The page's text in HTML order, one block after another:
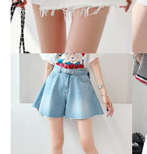
올라잇 랩 치마바지
▨리미티드 고별전 30%▨
pt4450 [26~29] 1color
30% 27,900원 39,900원